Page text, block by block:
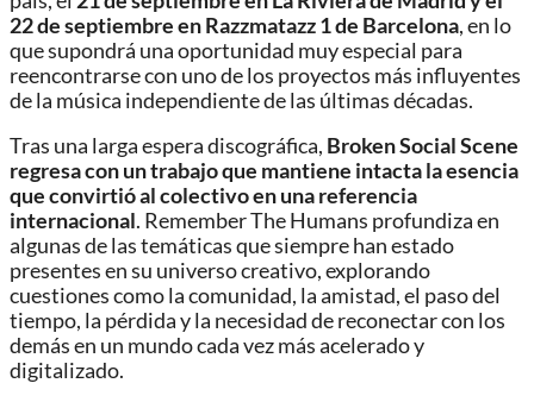
22 de septiembre en Razzmatazz 1 de Barcelona, en lo
que supondrá una oportunidad muy especial para
reencontrarse con uno de los proyectos más influyentes
de la música independiente de las últimas décadas.
Tras una larga espera discográfica, Broken Social Scene
regresa con un trabajo que mantiene intacta la esencia
que convirtió al colectivo en una referencia
internacional. Remember The Humans profundiza en
algunas de las temáticas que siempre han estado
presentes en su universo creativo, explorando
cuestiones como la comunidad, la amistad, el paso del
tiempo, la pérdida y la necesidad de reconectar con los
demás en un mundo cada vez más acelerado y
digitalizado.